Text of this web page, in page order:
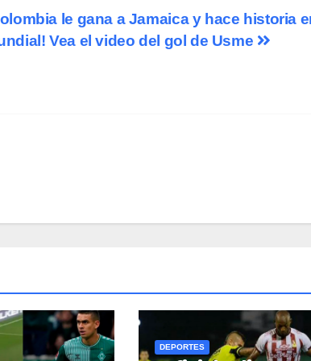
le gana a Jamaica y hace historia
Vea el video del gol de Usme
DEPORTES